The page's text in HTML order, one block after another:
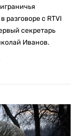
с RTVI
секретарь
Иванов.